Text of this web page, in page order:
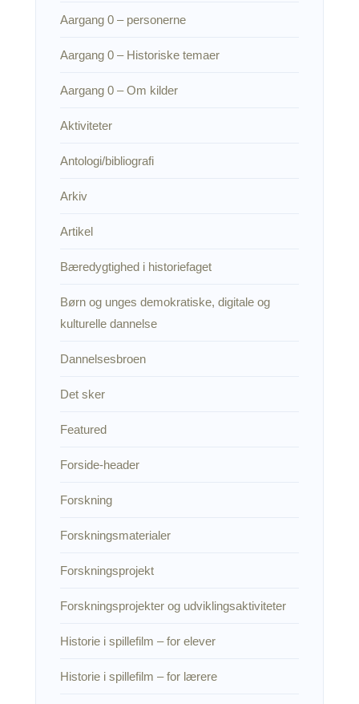
Aargang 0 – personerne
Aargang 0 – Historiske temaer
Aargang 0 – Om kilder
Aktiviteter
Antologi/bibliografi
Arkiv
Artikel
Bæredygtighed i historiefaget
Børn og unges demokratiske, digitale og
kulturelle dannelse
Dannelsesbroen
Det sker
Featured
Forside-header
Forskning
Forskningsmaterialer
Forskningsprojekt
Forskningsprojekter og udviklingsaktiviteter
Historie i spillefilm – for elever
Historie i spillefilm – for lærere